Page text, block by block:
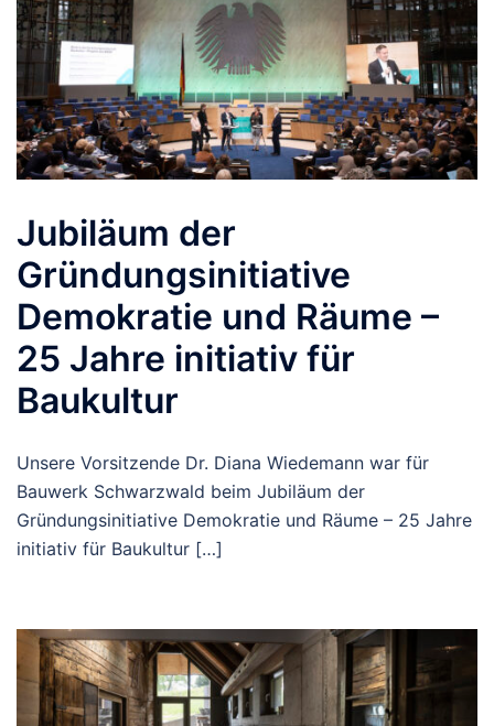
Jubiläum der
Gründungsinitiative
Demokratie und Räume –
25 Jahre initiativ für
Baukultur
Unsere Vorsitzende Dr. Diana Wiedemann war für
Bauwerk Schwarzwald beim Jubiläum der
Gründungsinitiative Demokratie und Räume – 25 Jahre
initiativ für Baukultur […]